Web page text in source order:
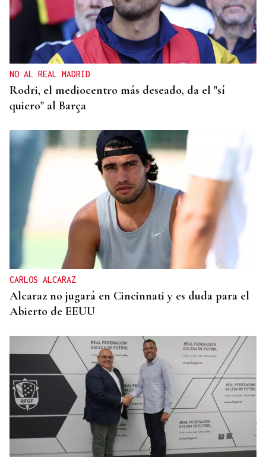
NO AL REAL MADRID
Rodri, el mediocentro más deseado, da el "sí
quiero" al Barça
CARLOS ALCARAZ
Alcaraz no jugará en Cincinnati y es duda para el
Abierto de EEUU